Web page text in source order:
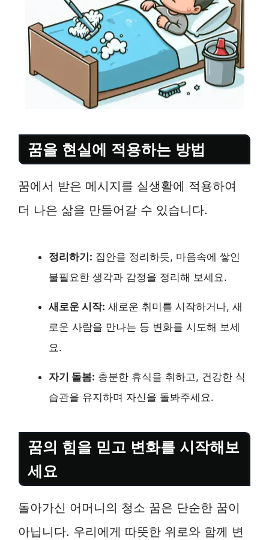
꿈을 현실에 적용하는 방법
꿈에서 받은 메시지를 실생활에 적용하여
더 나은 삶을 만들어갈 수 있습니다.
정리하기: 집안을 정리하듯, 마음속에 쌓인
불필요한 생각과 감정을 정리해 보세요.
새로운 시작: 새로운 취미를 시작하거나, 새
로운 사람을 만나는 등 변화를 시도해 보세
요.
자기 돌봄: 충분한 휴식을 취하고, 건강한 식
습관을 유지하며 자신을 돌봐주세요.
꿈의 힘을 믿고 변화를 시작해보
세요
돌아가신 어머니의 청소 꿈은 단순한 꿈이
아닙니다. 우리에게 따뜻한 위로와 함께 변